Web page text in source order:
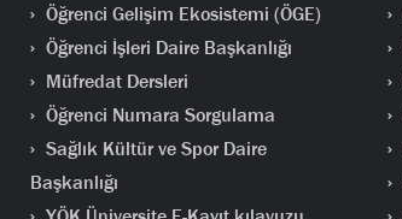
Öğrenci Gelişim Ekosistemi (ÖGE)
Öğrenci İşleri Daire Başkanlığı
Müfredat Dersleri
Öğrenci Numara Sorgulama
Sağlık Kültür ve Spor Daire
Başkanlığı